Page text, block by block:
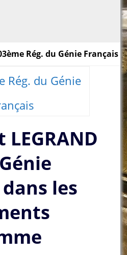
Rég. du Génie Français
Rég. du Génie
les